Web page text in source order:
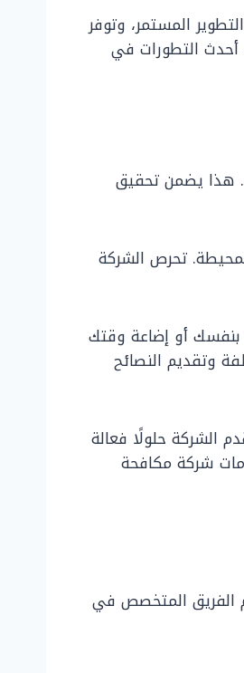
المستمر، وتوفر
أحدث التطورات في
هذا يضمن تحقيق
تحرص الشركة
بنفسك أو إضاعة وقتك
وتقديم النصائح
الشركة حلولًا فعالة
شركة مكافحة
الفريق المتخصص في